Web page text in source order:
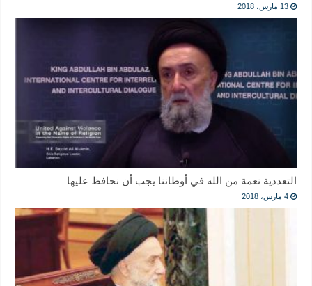
13 مارس، 2018
التعددية نعمة من الله في أوطاننا يجب أن نحافظ عليها
4 مارس، 2018